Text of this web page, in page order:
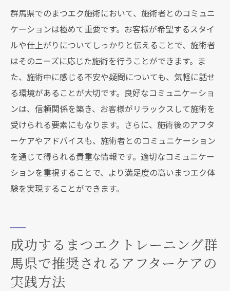
群馬県でのまつエク施術において、施術者とのコミュニ
ケーションは極めて重要です。お客様が希望するスタイ
ルや仕上がりについてしっかりと伝えることで、施術者
はそのニーズに応じた施術を行うことができます。ま
た、施術中に感じる不安や疑問についても、気軽に話せ
る環境があることが大切です。良好なコミュニケーショ
ンは、信頼関係を築き、お客様がリラックスして施術を
受けられる要素にもなります。さらに、施術後のアフタ
ーケアやアドバイスも、施術者とのコミュニケーション
を通じて得られる貴重な情報です。適切なコミュニケー
ションを重視することで、より満足度の高いまつエク体
験を実現することができます。
成功するまつエクトレーニング群
馬県で推奨されるアフターケアの
実践方法